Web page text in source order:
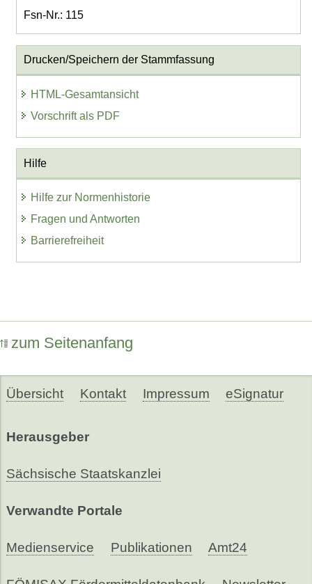
Fsn-Nr.: 115
Drucken/Speichern der Stammfassung
HTML-Gesamtansicht
Vorschrift als PDF
Hilfe
Hilfe zur Normenhistorie
Fragen und Antworten
Barrierefreiheit
zum Seitenanfang
Übersicht Kontakt Impressum eSignatur
Herausgeber
Sächsische Staatskanzlei
Verwandte Portale
Medienservice Publikationen Amt24